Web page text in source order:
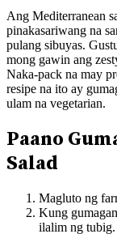
Ang Mediterranean
pinakasariwang na
pulang sibuyas.
mong gawin ang
Naka-pack na may
resipe na ito ay
ulam na vegetarian.
Paano
Salad
Magluto ng
Kung
ilalim ng tubig.